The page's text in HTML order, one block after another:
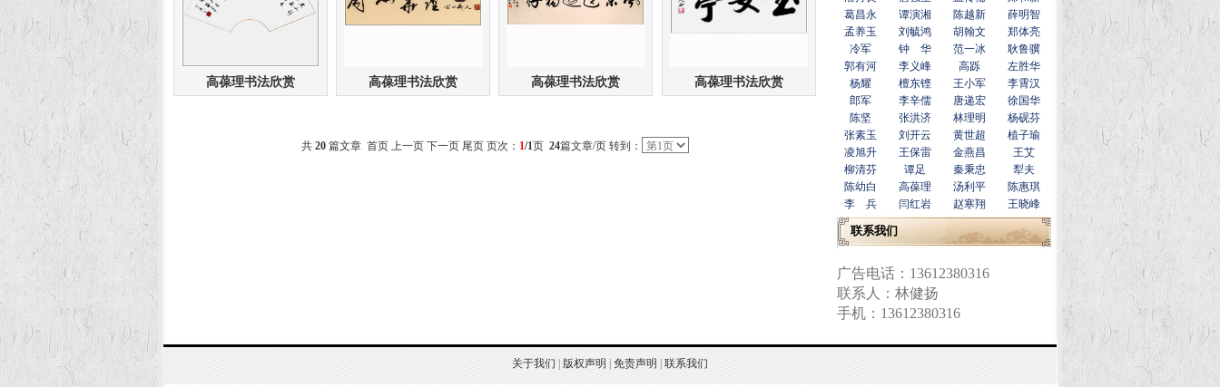
高葆理书法欣赏 高葆理书法欣赏 高葆理书法欣赏 高葆理书法欣赏
共 20篇文章 首页 上一页 下一页 尾页 页次： 1/1页 24篇文章/页 转到：
葛昌永
谭演湘 陈越新
薛明智
孟养玉
刘毓鸿 胡翰文
郑体亮
冷军
钟 华 范一冰
耿鲁骥
郭有河
李义峰 高跞
左胜华
杨耀
檀东铿 王小军
李霄汉
郎军
李辛儒 唐递宏
徐国华
陈坚
张洪济 林理明
杨砚芬
张素玉
刘开云 黄世超
植子瑜
凌旭升
王保雷 金燕昌
王艾
柳清芬
谭足 秦秉忠
犁夫
陈幼白
高葆理 汤利平
陈惠琪
李 兵
闫红岩 赵寒翔 王晓峰
联系我们
广告电话：13612380316
联系人：林健扬
手机：13612380316
关于我们|版权声明|免责声明|联系我们